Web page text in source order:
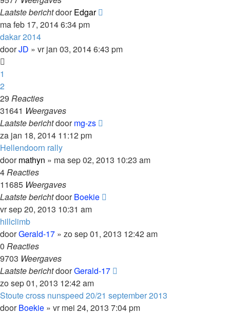
Laatste berichtdoorEdgar
ma feb 17, 2014 6:34 pm
dakar 2014
doorJD » vr jan 03, 2014 6:43 pm
1
2
29 Reacties
31641 Weergaves
Laatste berichtdoormg-zs
za jan 18, 2014 11:12 pm
Hellendoorn rally
doormathyn » ma sep 02, 2013 10:23 am
4Reacties
11685 Weergaves
Laatste berichtdoorBoekie
vr sep 20, 2013 10:31 am
hillclimb
doorGerald-17 » zo sep 01, 2013 12:42 am
0 Reacties
9703 Weergaves
Laatste berichtdoorGerald-17
zo sep 01, 2013 12:42 am
Stoute cross nunspeed 20/21 september 2013
doorBoekie » vr mei 24, 2013 7:04 pm